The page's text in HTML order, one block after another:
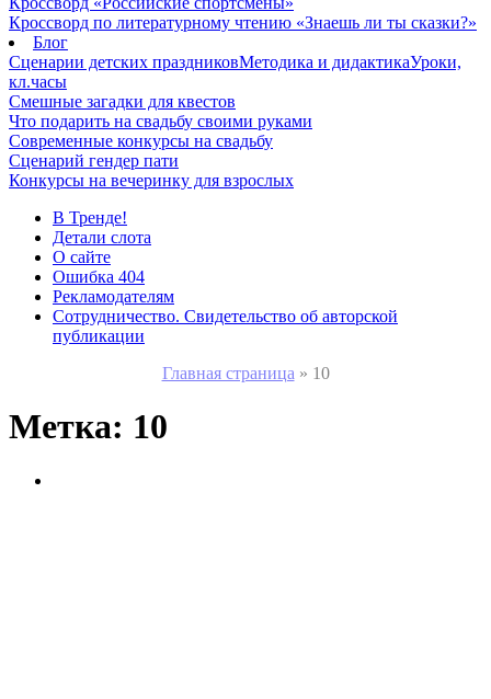
Кроссворд по литературному чтению «Знаешь ли ты сказки?»
Блог
Сценарии детских праздниковМетодика и дидактикаУроки,
кл.часы
Смешные загадки для квестов
Что подарить на свадьбу своими руками
Современные конкурсы на свадьбу
Сценарий гендер пати
Конкурсы на вечеринку для взрослых
В Тренде!
Детали слота
О сайте
Ошибка 404
Рекламодателям
Сотрудничество. Свидетельство об авторской
публикации
Главная страница » 10
Метка: 10